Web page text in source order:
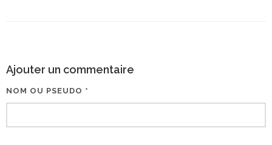
Ajouter un commentaire
NOM OU PSEUDO *